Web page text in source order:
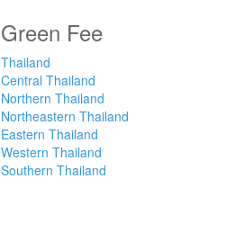
Green Fee
Thailand
Central Thailand
Northern Thailand
Northeastern Thailand
Eastern Thailand
Western Thailand
Southern Thailand